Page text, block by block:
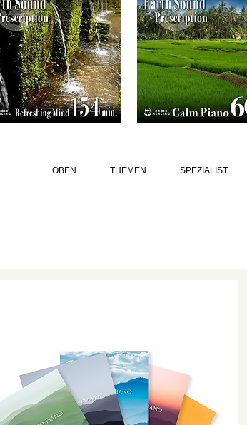
OBEN THEMEN SPEZIALIST